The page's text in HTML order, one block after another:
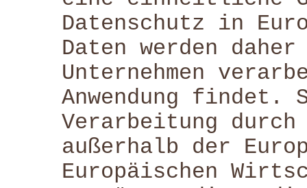
Datenschutz in
Daten werden
Unternehmen
Anwendung findet.
Verarbeitung
außerhalb der
Europäischen